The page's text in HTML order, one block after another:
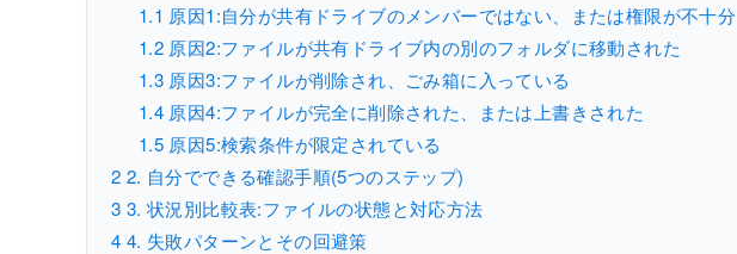
1.1 原因1:自分が共有ドライブのメンバーではない、または権限が不十分
1.2 原因2:ファイルが共有ドライブ内の別のフォルダに移動された
1.3 原因3:ファイルが削除され、ごみ箱に入っている
1.4 原因4:ファイルが完全に削除された、または上書きされた
1.5 原因5:検索条件が限定されている
2 2. 自分でできる確認手順(5つのステップ)
3 3. 状況別比較表:ファイルの状態と対応方法
4 4. 失敗パターンとその回避策